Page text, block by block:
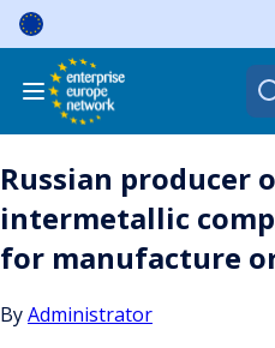
Skip
content
for:
Russian producer
intermetallic
for manufacture
ByAdministrator